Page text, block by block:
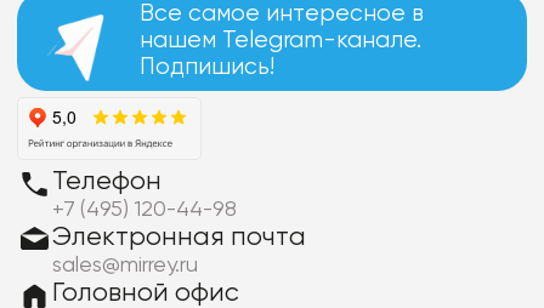
Все самое интересное в
нашем Telegram-канале.
Подпишись!
Телефон
+7 (495) 120-44-98
Электронная почта
sales@mirrey.ru
Головной офис